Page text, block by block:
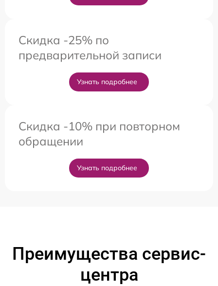
Скидка -25% по
предварительной записи
Узнать подробнее
Скидка -10% при повторном
обращении
Узнать подробнее
Преимущества сервис-
центра